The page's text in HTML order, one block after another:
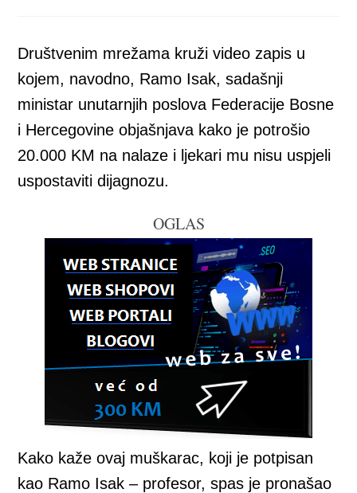
Društvenim mrežama kruži video zapis u
kojem, navodno, Ramo Isak, sadašnji
ministar unutarnjih poslova Federacije Bosne
i Hercegovine objašnjava kako je potrošio
20.000 KM na nalaze i ljekari mu nisu uspjeli
uspostaviti dijagnozu.
OGLAS
Kako kaže ovaj muškarac, koji je potpisan
kao Ramo Isak – profesor, spas je pronašao